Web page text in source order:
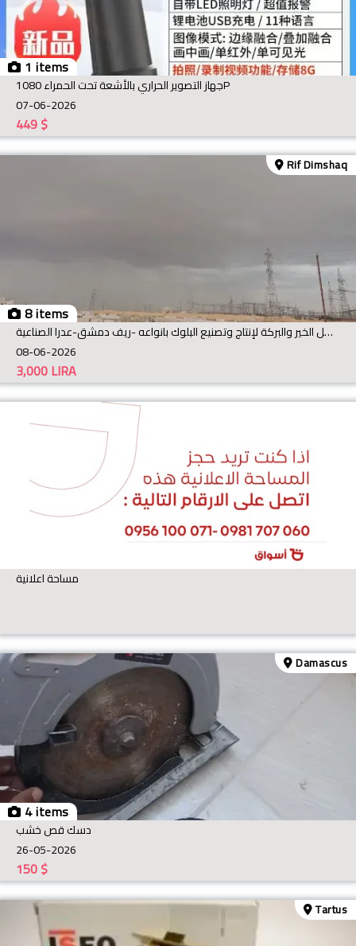
1 items
جهاز التصوير الحراري بالأشعة تحت الحمراء 1080P
07-06-2026
$
449
8 items
Rif Dimshaq
معمل الخير والبركة لإنتاج وتصنيع البلوك بانواعه -ريف دمشق-عدرا الصناعية
08-06-2026
LIRA
3,000
مساحة اعلانية
4 items
Damascus
دسك قص خشب
26-05-2026
$
150
Tartus